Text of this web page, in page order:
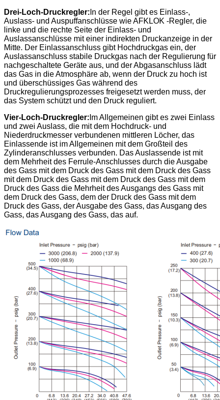
Drei-Loch-Druckregler: In der Regel gibt es Einlass-,
Auslass- und Auspuffanschlüsse wie AFKLOK -Regler, die
linke und die rechte Seite der Einlass- und
Auslassanschlüsse mit einer indirekten Druckanzeige in der
Mitte. Der Einlassanschluss gibt Hochdruckgas ein, der
Auslassanschluss stabile Druckgas nach der Regulierung für
nachgeschaltete Geräte aus, und der Abgasanschluss lädt
das Gas in die Atmosphäre ab, wenn der Druck zu hoch ist
und überschüssiges Gas während des
Druckregulierungsprozesses freigesetzt werden muss, der
das System schützt und den Druck reguliert.
Vier-Loch-Druckregler: Im Allgemeinen gibt es zwei Einlass
und zwei Auslass, die mit dem Hochdruck- und
Niederdruckmesser verbundenen mittleren Löcher, das
Einlassende ist im Allgemeinen mit dem Großteil des
Zylinderanschlusses verbunden. Das Auslassende ist mit
dem Mehrheit des Ferrule-Anschlusses durch die Ausgabe
des Gass mit dem Druck des Gass mit dem Druck des Gass
mit dem Druck des Gass mit dem Druck des Gass mit dem
Druck des Gass die Mehrheit des Ausgangs des Gass mit
dem Druck des Gass, dem der Druck des Gass mit dem
Druck des Gass, der Ausgabe des Gass, das Ausgang des
Gass, das Ausgang des Gass, das auf.